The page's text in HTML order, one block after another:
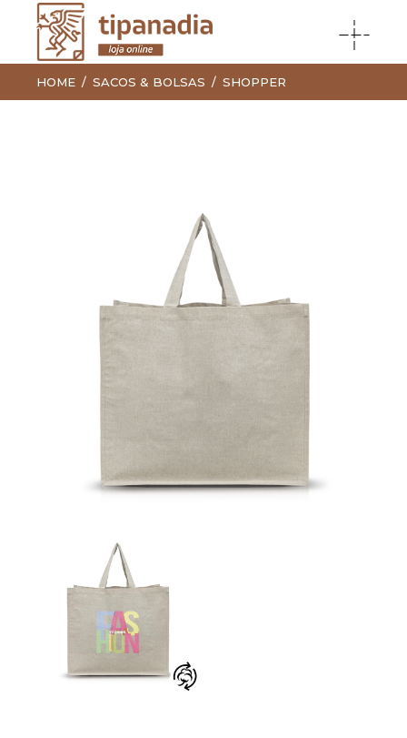
HOME SACOS & BOLSAS SHOPPER